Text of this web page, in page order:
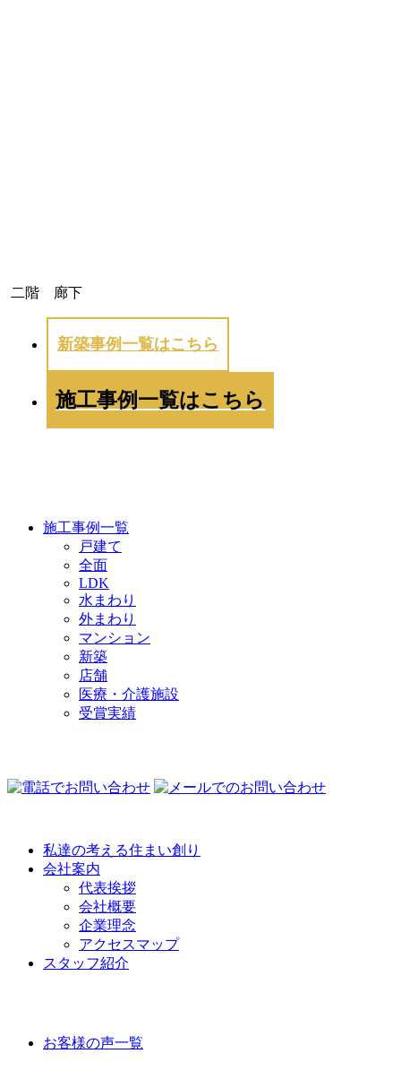
二階 廊下
新築事例一覧はこちら
施工事例一覧はこちら
施工事例一覧
戸建て
全面
LDK
水まわり
外まわり
マンション
新築
店舗
医療・介護施設
受賞実績
私達の考える住まい創り
会社案内
代表挨拶
会社概要
企業理念
アクセスマップ
スタッフ紹介
お客様の声一覧